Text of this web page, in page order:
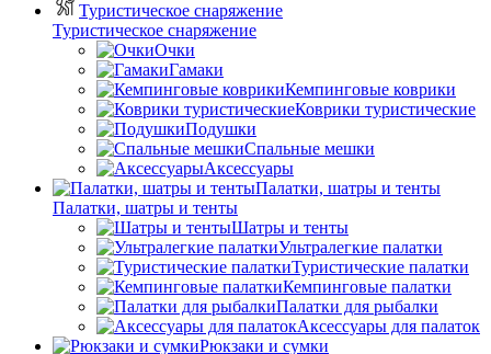
Туристическое снаряжение
Туристическое снаряжение
Очки
Гамаки
Кемпинговые коврики
Коврики туристические
Подушки
Спальные мешки
Аксессуары
Палатки, шатры и тенты
Палатки, шатры и тенты
Шатры и тенты
Ультралегкие палатки
Туристические палатки
Кемпинговые палатки
Палатки для рыбалки
Аксессуары для палаток
Рюкзаки и сумки